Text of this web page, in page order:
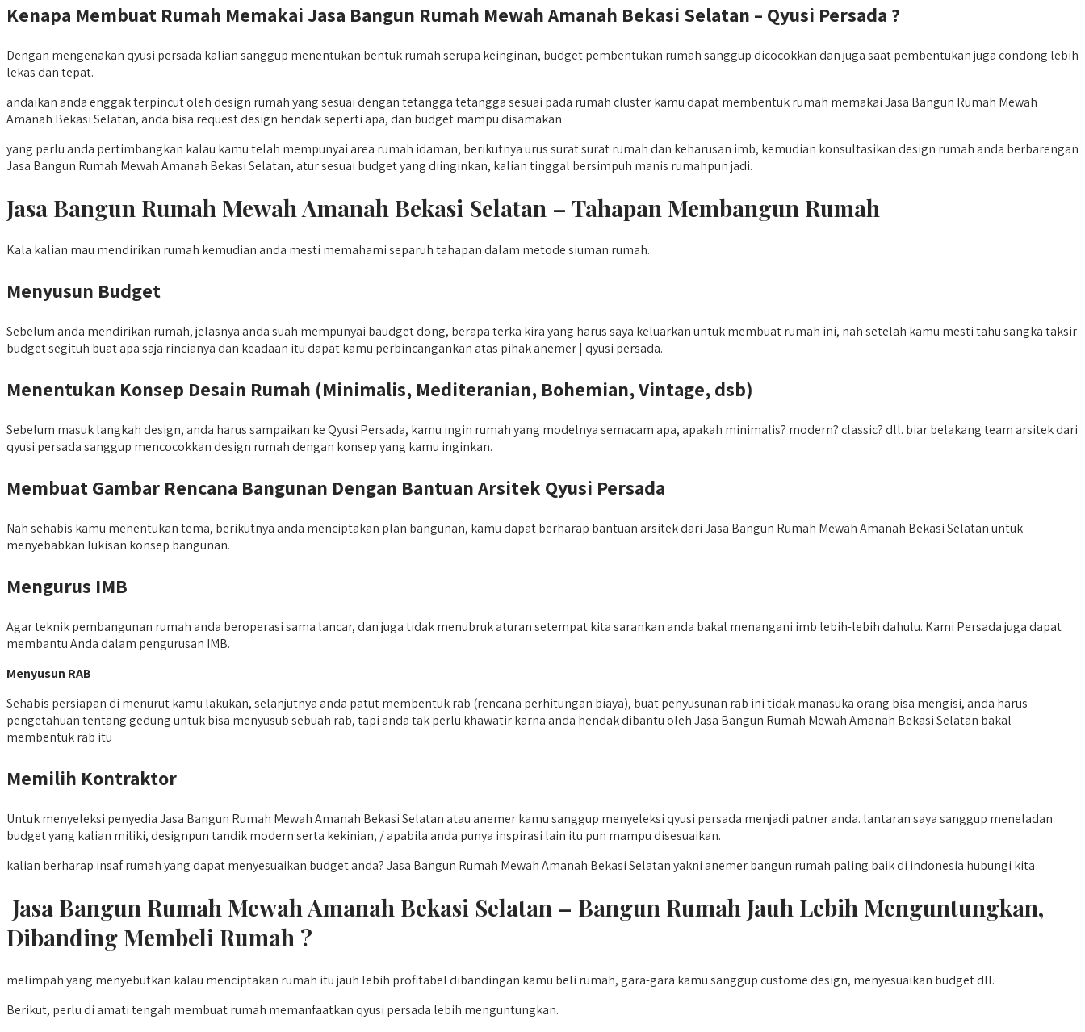
Kenapa Membuat Rumah Memakai Jasa Bangun Rumah Mewah Amanah Bekasi Selatan – Qyusi Persada ?
Dengan mengenakan qyusi persada kalian sanggup menentukan bentuk rumah serupa keinginan, budget pembentukan rumah sanggup dicocokkan dan juga saat pembentukan juga condong lebih
lekas dan tepat.
andaikan anda enggak terpincut oleh design rumah yang sesuai dengan tetangga tetangga sesuai pada rumah cluster kamu dapat membentuk rumah memakai Jasa Bangun Rumah Mewah
Amanah Bekasi Selatan, anda bisa request design hendak seperti apa, dan budget mampu disamakan
yang perlu anda pertimbangkan kalau kamu telah mempunyai area rumah idaman, berikutnya urus surat surat rumah dan keharusan imb, kemudian konsultasikan design rumah anda berbarengan
Jasa Bangun Rumah Mewah Amanah Bekasi Selatan, atur sesuai budget yang diinginkan, kalian tinggal bersimpuh manis rumahpun jadi.
Jasa Bangun Rumah Mewah Amanah Bekasi Selatan – Tahapan Membangun Rumah
Kala kalian mau mendirikan rumah kemudian anda mesti memahami separuh tahapan dalam metode siuman rumah.
Menyusun Budget
Sebelum anda mendirikan rumah, jelasnya anda suah mempunyai baudget dong, berapa terka kira yang harus saya keluarkan untuk membuat rumah ini, nah setelah kamu mesti tahu sangka taksir
budget segituh buat apa saja rincianya dan keadaan itu dapat kamu perbincangankan atas pihak anemer | qyusi persada.
Menentukan Konsep Desain Rumah (Minimalis, Mediteranian, Bohemian, Vintage, dsb)
Sebelum masuk langkah design, anda harus sampaikan ke Qyusi Persada, kamu ingin rumah yang modelnya semacam apa, apakah minimalis? modern? classic? dll. biar belakang team arsitek dari
qyusi persada sanggup mencocokkan design rumah dengan konsep yang kamu inginkan.
Membuat Gambar Rencana Bangunan Dengan Bantuan Arsitek Qyusi Persada
Nah sehabis kamu menentukan tema, berikutnya anda menciptakan plan bangunan, kamu dapat berharap bantuan arsitek dari Jasa Bangun Rumah Mewah Amanah Bekasi Selatan untuk
menyebabkan lukisan konsep bangunan.
Mengurus IMB
Agar teknik pembangunan rumah anda beroperasi sama lancar, dan juga tidak menubruk aturan setempat kita sarankan anda bakal menangani imb lebih-lebih dahulu. Kami Persada juga dapat
membantu Anda dalam pengurusan IMB.
Menyusun RAB
Sehabis persiapan di menurut kamu lakukan, selanjutnya anda patut membentuk rab (rencana perhitungan biaya), buat penyusunan rab ini tidak manasuka orang bisa mengisi, anda harus
pengetahuan tentang gedung untuk bisa menyusub sebuah rab, tapi anda tak perlu khawatir karna anda hendak dibantu oleh Jasa Bangun Rumah Mewah Amanah Bekasi Selatan bakal
membentuk rab itu
Memilih Kontraktor
Untuk menyeleksi penyedia Jasa Bangun Rumah Mewah Amanah Bekasi Selatan atau anemer kamu sanggup menyeleksi qyusi persada menjadi patner anda. lantaran saya sanggup meneladan
budget yang kalian miliki, designpun tandik modern serta kekinian, / apabila anda punya inspirasi lain itu pun mampu disesuaikan.
kalian berharap insaf rumah yang dapat menyesuaikan budget anda? Jasa Bangun Rumah Mewah Amanah Bekasi Selatan yakni anemer bangun rumah paling baik di indonesia hubungi kita
Jasa Bangun Rumah Mewah Amanah Bekasi Selatan – Bangun Rumah Jauh Lebih Menguntungkan,
Dibanding Membeli Rumah ?
melimpah yang menyebutkan kalau menciptakan rumah itu jauh lebih profitabel dibandingan kamu beli rumah, gara-gara kamu sanggup custome design, menyesuaikan budget dll.
Berikut, perlu di amati tengah membuat rumah memanfaatkan qyusi persada lebih menguntungkan.